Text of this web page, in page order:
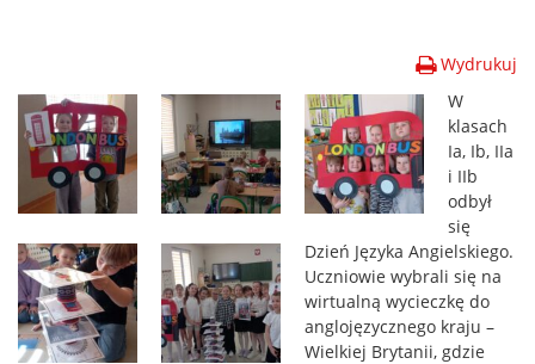
Wydrukuj
W
klasach
Ia, Ib, IIa
i IIb
odbył
się
Dzień Języka Angielskiego.
Uczniowie wybrali się na
wirtualną wycieczkę do
anglojęzycznego kraju –
Wielkiej Brytanii, gdzie